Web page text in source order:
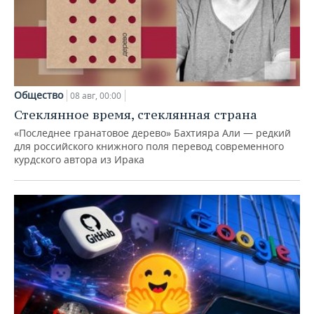
Общество 08 авг, 00:00
Стеклянное время, стеклянная страна
«Последнее гранатовое дерево» Бахтияра Али — редкий
для российского книжного поля перевод современного
курдского автора из Ирака